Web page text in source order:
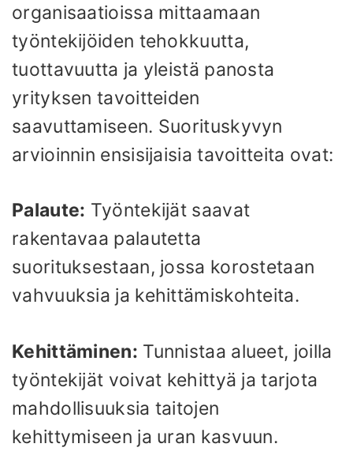
organisaatioissa mittaamaan
työntekijöiden tehokkuutta,
tuottavuutta ja yleistä panosta
yrityksen tavoitteiden
saavuttamiseen. Suorituskyvyn
arvioinnin ensisijaisia ​​tavoitteita ovat:
Palaute: Työntekijät saavat
rakentavaa palautetta
suorituksestaan, jossa korostetaan
vahvuuksia ja kehittämiskohteita.
Kehittäminen: Tunnistaa alueet, joilla
työntekijät voivat kehittyä ja tarjota
mahdollisuuksia taitojen
kehittymiseen ja uran kasvuun.